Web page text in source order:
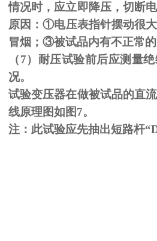
情况时，应立即降压，切断
原因：①电压表指针摆动很
冒烟； ③被试品内有不正常的
（7）耐压试验前后应测量
况。
试验变压器在做被试品的直
线原理图如图7。
注：此试验应先抽出短路杆“